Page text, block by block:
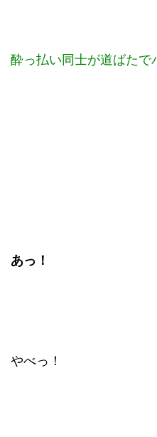
酔っ払い同士が道ばたで
あっ！
やべっ！